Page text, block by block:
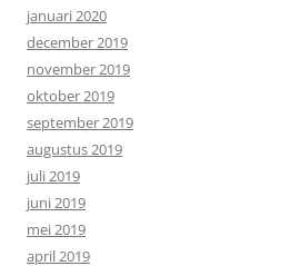
januari 2020
december 2019
november 2019
oktober 2019
september 2019
augustus 2019
juli 2019
juni 2019
mei 2019
april 2019